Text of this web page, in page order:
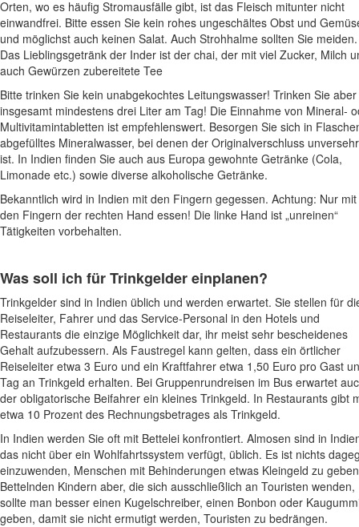
Orten, wo es häufig Stromausfälle gibt, ist das Fleisch mitunter nicht
einwandfrei. Bitte essen Sie kein rohes ungeschältes Obst und
und möglichst auch keinen Salat. Auch Strohhalme sollten Sie meiden.
Das Lieblingsgetränk der Inder ist der chai, der mit viel Zucker, Milch
auch Gewürzen zubereitete Tee
Bitte trinken Sie kein unabgekochtes Leitungswasser! Trinken Sie aber
insgesamt mindestens drei Liter am Tag! Die Einnahme von Mineral-
Multivitamintabletten ist empfehlenswert. Besorgen Sie sich in
abgefülltes Mineralwasser, bei denen der Originalverschluss
ist. In Indien finden Sie auch aus Europa gewohnte Getränke (Cola,
Limonade etc.) sowie diverse alkoholische Getränke.
Bekanntlich wird in Indien mit den Fingern gegessen. Achtung: Nur mit
den Fingern der rechten Hand essen! Die linke Hand ist „unreinen“
Tätigkeiten vorbehalten.
Was soll ich für Trinkgelder einplanen?
Trinkgelder sind in Indien üblich und werden erwartet. Sie stellen für
Reiseleiter, Fahrer und das Service-Personal in den Hotels und
Restaurants die einzige Möglichkeit dar, ihr meist sehr bescheidenes
Gehalt aufzubessern. Als Faustregel kann gelten, dass ein örtlicher
Reiseleiter etwa 3 Euro und ein Kraftfahrer etwa 1,50 Euro pro Gast
Tag an Trinkgeld erhalten. Bei Gruppenrundreisen im Bus erwartet
der obligatorische Beifahrer ein kleines Trinkgeld. In Restaurants gibt
etwa 10 Prozent des Rechnungsbetrages als Trinkgeld.
In Indien werden Sie oft mit Bettelei konfrontiert. Almosen sind in
das nicht über ein Wohlfahrtssystem verfügt, üblich. Es ist nichts
einzuwenden, Menschen mit Behinderungen etwas Kleingeld zu
Bettelnden Kindern aber, die sich ausschließlich an Touristen wenden,
sollte man besser einen Kugelschreiber, einen Bonbon oder
geben, damit sie nicht ermutigt werden, Touristen zu bedrängen.